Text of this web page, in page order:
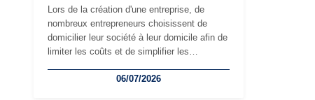
Lors de la création d'une entreprise, de
nombreux entrepreneurs choisissent de
domicilier leur société à leur domicile afin de
limiter les coûts et de simplifier les
l'activité, cette solution peut rapidement
06/07/2026